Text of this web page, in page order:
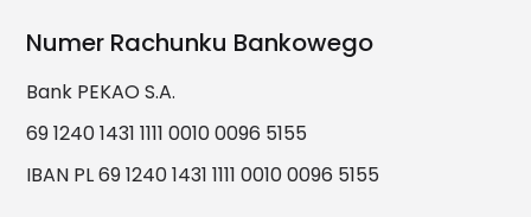
Numer Rachunku Bankowego
Bank PEKAO S.A.
69 1240 1431 1111 0010 0096 5155
IBAN PL 69 1240 1431 1111 0010 0096 5155